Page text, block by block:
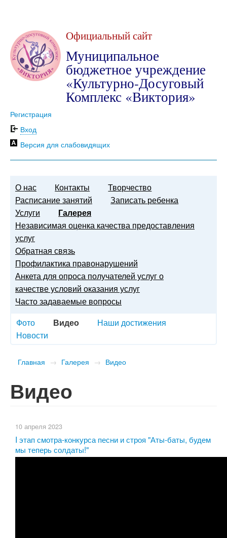
Официальный сайт
Муниципальное
бюджетное учреждение
«Культурно-Досуговый
Комплекс «Виктория»
Регистрация
Вход
Версия для слабовидящих
О нас Контакты
Творчество
Расписание занятий
Записать ребенка
Услуги
Галерея
Независимая оценка качества предоставления
услуг
Обратная связь
Профилактика правонарушений
Анкета для опроса получателей услуг о
качестве условий оказания услуг
Часто задаваемые вопросы
Фото
Видео
Наши достижения
Новости
Главная → Галерея → Видео
Видео
10 апреля 2023
I этап смотра-конкурса песни и строя "Аты-баты, будем
мы теперь солдаты!"